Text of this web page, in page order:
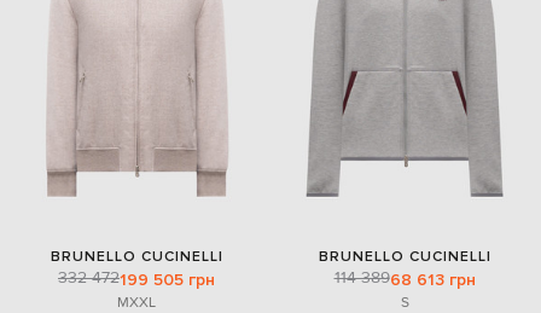
BRUNELLO CUCINELLI
332 472199 505 грн
MXXL
BRUNELLO CUCINELLI
114 38968 613 грн
S